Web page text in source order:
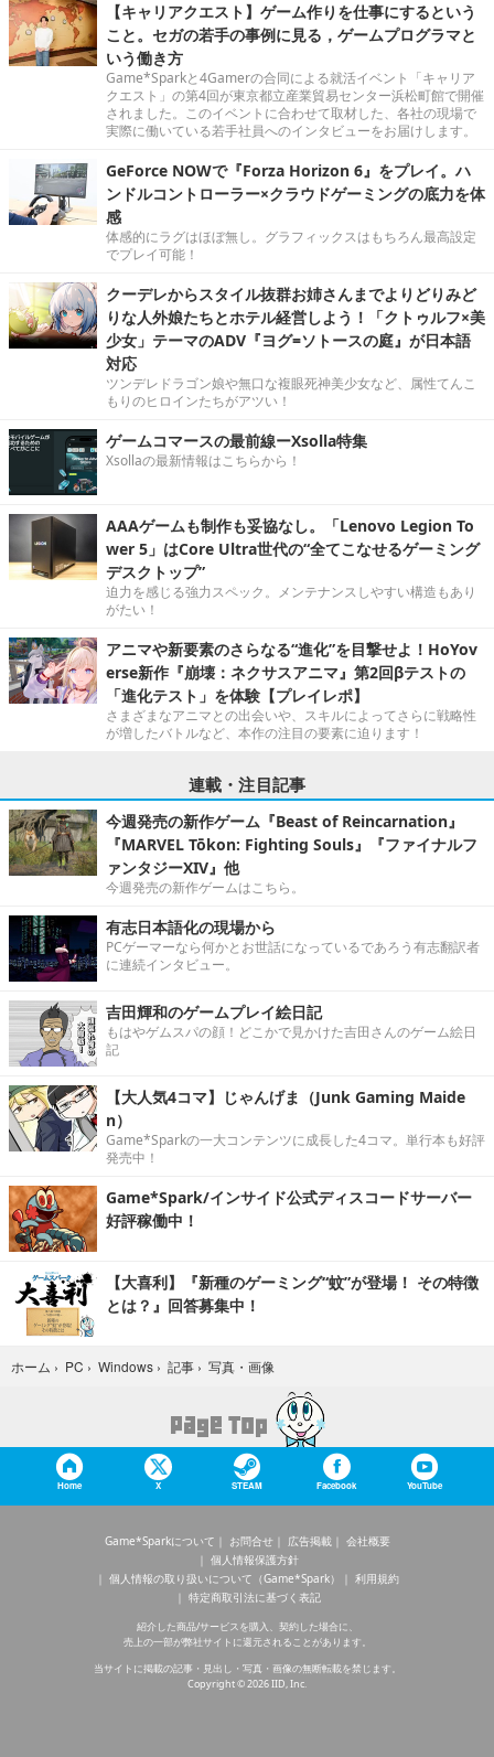
【キャリアクエスト】ゲーム作りを仕事にするという
こと。セガの若手の事例に見る，ゲームプログラマと
いう働き方
Game*Sparkと4Gamerの合同による就活イベント「キャリア
クエスト」の第4回が東京都立産業貿易センター浜松町館で開催
されました。このイベントに合わせて取材した、各社の現場で
実際に働いている若手社員へのインタビューをお届けします。
GeForce NOWで『Forza Horizon 6』をプレイ。ハ
ンドルコントローラー×クラウドゲーミングの底力を体
感
体感的にラグはほぼ無し。グラフィックスはもちろん最高設定
でプレイ可能！
クーデレからスタイル抜群お姉さんまでよりどりみど
りな人外娘たちとホテル経営しよう！「クトゥルフ×美
少女」テーマのADV『ヨグ=ソトースの庭』が日本語
対応
ツンデレドラゴン娘や無口な複眼死神美少女など、属性てんこ
もりのヒロインたちがアツい！
ゲームコマースの最前線ーXsolla特集
Xsollaの最新情報はこちらから！
AAAゲームも制作も妥協なし。「Lenovo Legion To
wer 5」はCore Ultra世代の“全てこなせるゲーミング
デスクトップ”
迫力を感じる強力スペック。メンテナンスしやすい構造もあり
がたい！
アニマや新要素のさらなる“進化”を目撃せよ！HoYov
erse新作『崩壊：ネクサスアニマ』第2回βテストの
「進化テスト」を体験【プレイレポ】
さまざまなアニマとの出会いや、スキルによってさらに戦略性
が増したバトルなど、本作の注目の要素に迫ります！
連載・注目記事
今週発売の新作ゲーム『Beast of Reincarnation』
『MARVEL Tōkon: Fighting Souls』『ファイナルフ
ァンタジーXIV』他
今週発売の新作ゲームはこちら。
有志日本語化の現場から
PCゲーマーなら何かとお世話になっているであろう有志翻訳者
に連続インタビュー。
吉田輝和のゲームプレイ絵日記
もはやゲムスパの顔！どこかで見かけた吉田さんのゲーム絵日
記
【大人気4コマ】じゃんげま（Junk Gaming Maide
n）
Game*Sparkの一大コンテンツに成長した4コマ。単行本も好評
発売中！
Game*Spark/インサイド公式ディスコードサーバー
好評稼働中！
【大喜利】『新種のゲーミング“蚊”が登場！ その特徴
とは？』回答募集中！
ホーム › PC › Windows › 記事 › 写真・画像
Home X STEAM Facebook YouTube
Game*Sparkについて お問合せ 広告掲載
会社概要
個人情報保護方針
個人情報の取り扱いについて（Game*Spark）
利用規約
特定商取引法に基づく表記
紹介した商品/サービスを購入、契約した場合に、
売上の一部が弊社サイトに還元されることがあります。
当サイトに掲載の記事・見出し・写真・画像の無断転載を禁じます。
Copyright © 2026 IID, Inc.